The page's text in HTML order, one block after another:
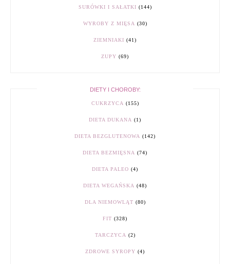
SURÓWKI I SAŁATKI (144)
WYROBY Z MIĘSA (30)
ZIEMNIAKI (41)
ZUPY (69)
DIETY I CHOROBY:
CUKRZYCA (155)
DIETA DUKANA (1)
DIETA BEZGLUTENOWA (142)
DIETA BEZMIĘSNA (74)
DIETA PALEO (4)
DIETA WEGAŃSKA (48)
DLA NIEMOWLĄT (80)
FIT (328)
TARCZYCA (2)
ZDROWE SYROPY (4)